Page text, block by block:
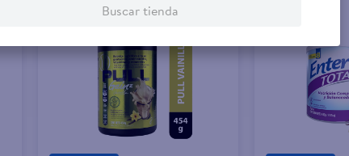
Buscar tienda